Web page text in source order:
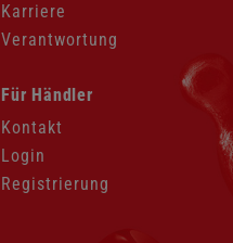
Karriere
Verantwortung
Navigation
überspringen
Für Händler
Kontakt
Login
Registrierung